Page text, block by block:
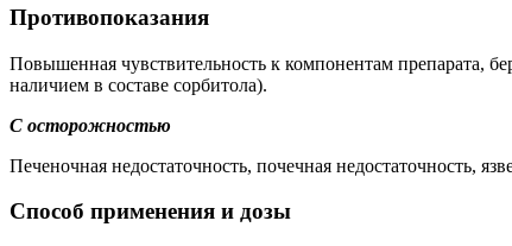
Противопоказания
Повышенная чувствительность к компонентам препарата,
наличием в составе сорбитола).
С осторожностью
Печеночная недостаточность, почечная недостаточность,
Способ применения и дозы